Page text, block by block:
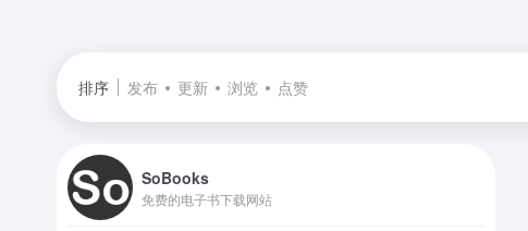
排序 发布 更新 浏览 点赞
SoBooks
免费的电子书下载网站